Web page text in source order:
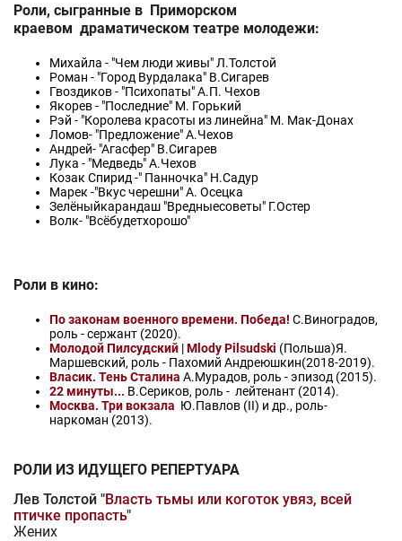
Роли, сыгранные в Приморском
краевом драматическом театре молодежи:
Михайла - "Чем люди живы" Л.Толстой
Роман - "Город Вурдалака" В.Сигарев
Гвоздиков - "Психопаты" А.П. Чехов
Якорев - "Последние" М. Горький
Рэй - "Королева красоты из линейна" М. Мак-Донах
Ломов- "Предложение" А.Чехов
Андрей- "Агасфер" В.Сигарев
Лука - "Медведь" А.Чехов
Козак Спирид -" Панночка" Н.Садур
Марек -"Вкус черешни" А. Осецка
Зелёныйкарандаш "Вредныесоветы" Г.Остер
Волк- "Всёбудетхорошо"
Роли в кино:
По законам военного времени. Победа! С.Виноградов,
роль - сержант (2020).
Молодой Пилсудский |Mlody Pilsudski (Польша)Я.
Маршевский, роль - Пахомий Андреюшкин(2018-2019).
Власик. Тень Сталина А.Мурадов, роль - эпизод (2015).
22 минуты... В.Сериков, роль - лейтенант (2014).
Москва. Три вокзала Ю.Павлов (II) и др., роль-
наркоман (2013).
РОЛИ ИЗ ИДУЩЕГО РЕПЕРТУАРА
Лев Толстой "Власть тьмы или коготок увяз, всей
птичке пропасть"
Жених